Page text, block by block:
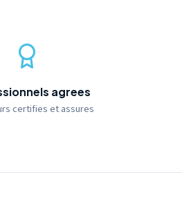
agrees
certifies et assures